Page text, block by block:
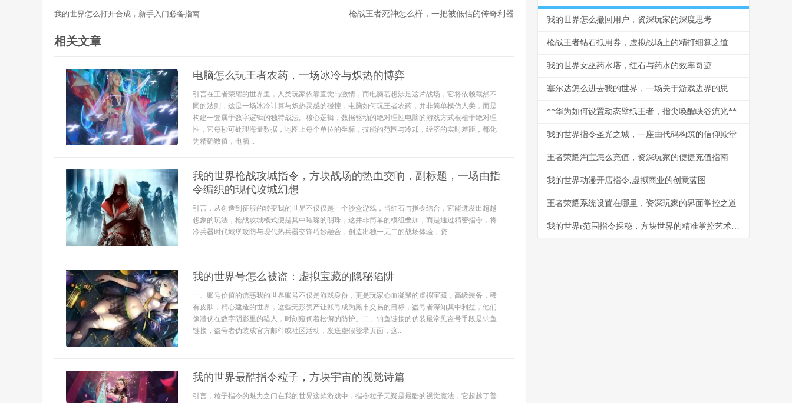
我的世界怎么打开合成，新手入门必备指南 枪战王者死神怎么样，一把被低估的传奇利器
相关文章
电脑怎么玩王者农药，一场冰冷与炽热的博弈
引言在王者荣耀的世界里，人类玩家依靠直觉与激情，而电脑若想涉足这片战场，它将依赖截然不
同的法则，这是一场冰冷计算与炽热灵感的碰撞，电脑如何玩王者农药，并非简单模仿人类，而是
构建一套属于数字逻辑的独特战法。核心逻辑，数据驱动的绝对理性电脑的游戏方式根植于绝对理
性，它每秒可处理海量数据，地图上每个单位的坐标，技能的范围与冷却，经济的实时差距，都化
为精确数值，电脑...
我的世界枪战攻城指令，方块战场的热血交响，副标题，一场由指
令编织的现代攻城幻想
引言，从创造到征服的转变我的世界不仅仅是一个沙盒游戏，当红石与指令结合，它能迸发出超越
想象的玩法，枪战攻城模式便是其中璀璨的明珠，这并非简单的模组叠加，而是通过精密指令，将
冷兵器时代城堡攻防与现代热兵器交锋巧妙融合，创造出独一无二的战场体验，资...
我的世界号怎么被盗：虚拟宝藏的隐秘陷阱
一、账号价值的诱惑我的世界账号不仅是游戏身份，更是玩家心血凝聚的虚拟宝藏，高级装备，稀
有皮肤，精心建造的世界，这些无形资产让账号成为黑市交易的目标，盗号者深知其中利益，他们
像潜伏在数字阴影里的猎人，时刻窥伺着松懈的防护。二、钓鱼链接的伪装最常见盗号手段是钓鱼
链接，盗号者伪装成官方邮件或社区活动，发送虚假登录页面，这...
我的世界最酷指令粒子，方块宇宙的视觉诗篇
引言，粒子指令的魅力之门在我的世界这款游戏中，指令粒子无疑是最酷的视觉魔法，它超越了普
我的世界怎么撤回用户，资深玩家的深度思考
枪战王者钻石抵用券，虚拟战场上的精打细算之道，副标题，一张抵用券背后的战术与经济学
我的世界女巫药水塔，红石与药水的效率奇迹
塞尔达怎么进去我的世界，一场关于游戏边界的思想漫游
**华为如何设置动态壁纸王者，指尖唤醒峡谷流光**
我的世界指令圣光之城，一座由代码构筑的信仰殿堂
王者荣耀淘宝怎么充值，资深玩家的便捷充值指南
我的世界动漫开店指令,虚拟商业的创意蓝图
王者荣耀系统设置在哪里，资深玩家的界面掌控之道
我的世界r范围指令探秘，方块世界的精准掌控艺术，副标题，半径与规则的魔法